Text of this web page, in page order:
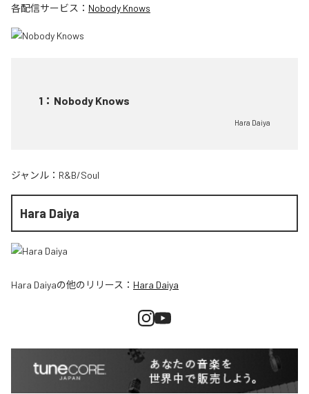
各配信サービス： Nobody Knows
1 ： Nobody Knows
Hara Daiya
ジャンル： R&B/Soul
Hara Daiya
Hara Daiyaの他のリリース： Hara Daiya